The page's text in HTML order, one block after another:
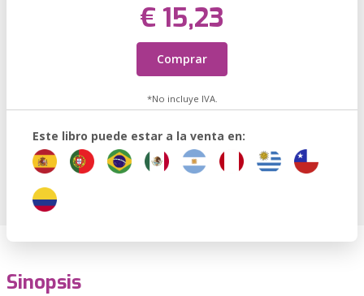
€ 15,23
Comprar
*No incluye IVA.
Este libro puede estar a la venta en:
Sinopsis